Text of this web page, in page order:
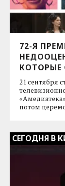
72-Я
КОТОРЫЕ
21 сентября
потом
СЕГОДНЯ В